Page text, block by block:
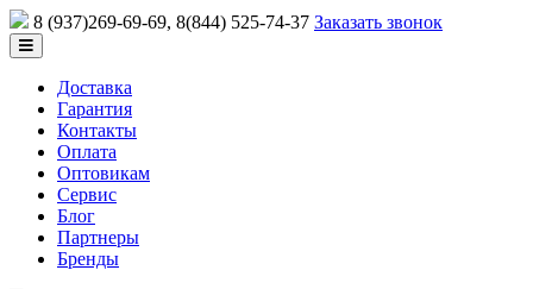
8 (937)269-69-69, 8(844) 525-74-37 Заказать звонок
Доставка
Гарантия
Контакты
Оплата
Оптовикам
Сервис
Блог
Партнеры
Бренды